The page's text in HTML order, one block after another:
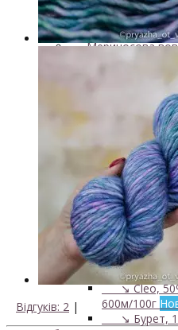
↘ KidSilk,
↘ Альпака
- Мериносова
↘ Bliss
↘ Mavka,
- Пряжа
↘
400м/100г
↘ Kable
Нейлон,
↘ Like, 75%
420м/100г
↘ Nice, 50%
↘ Sock
20% нейлон
↘ Sock,
300м/100г
- Шовк+
↘ Cleo, 50%
600м/100г
↘ Бурет,
Відгуків: 2 |